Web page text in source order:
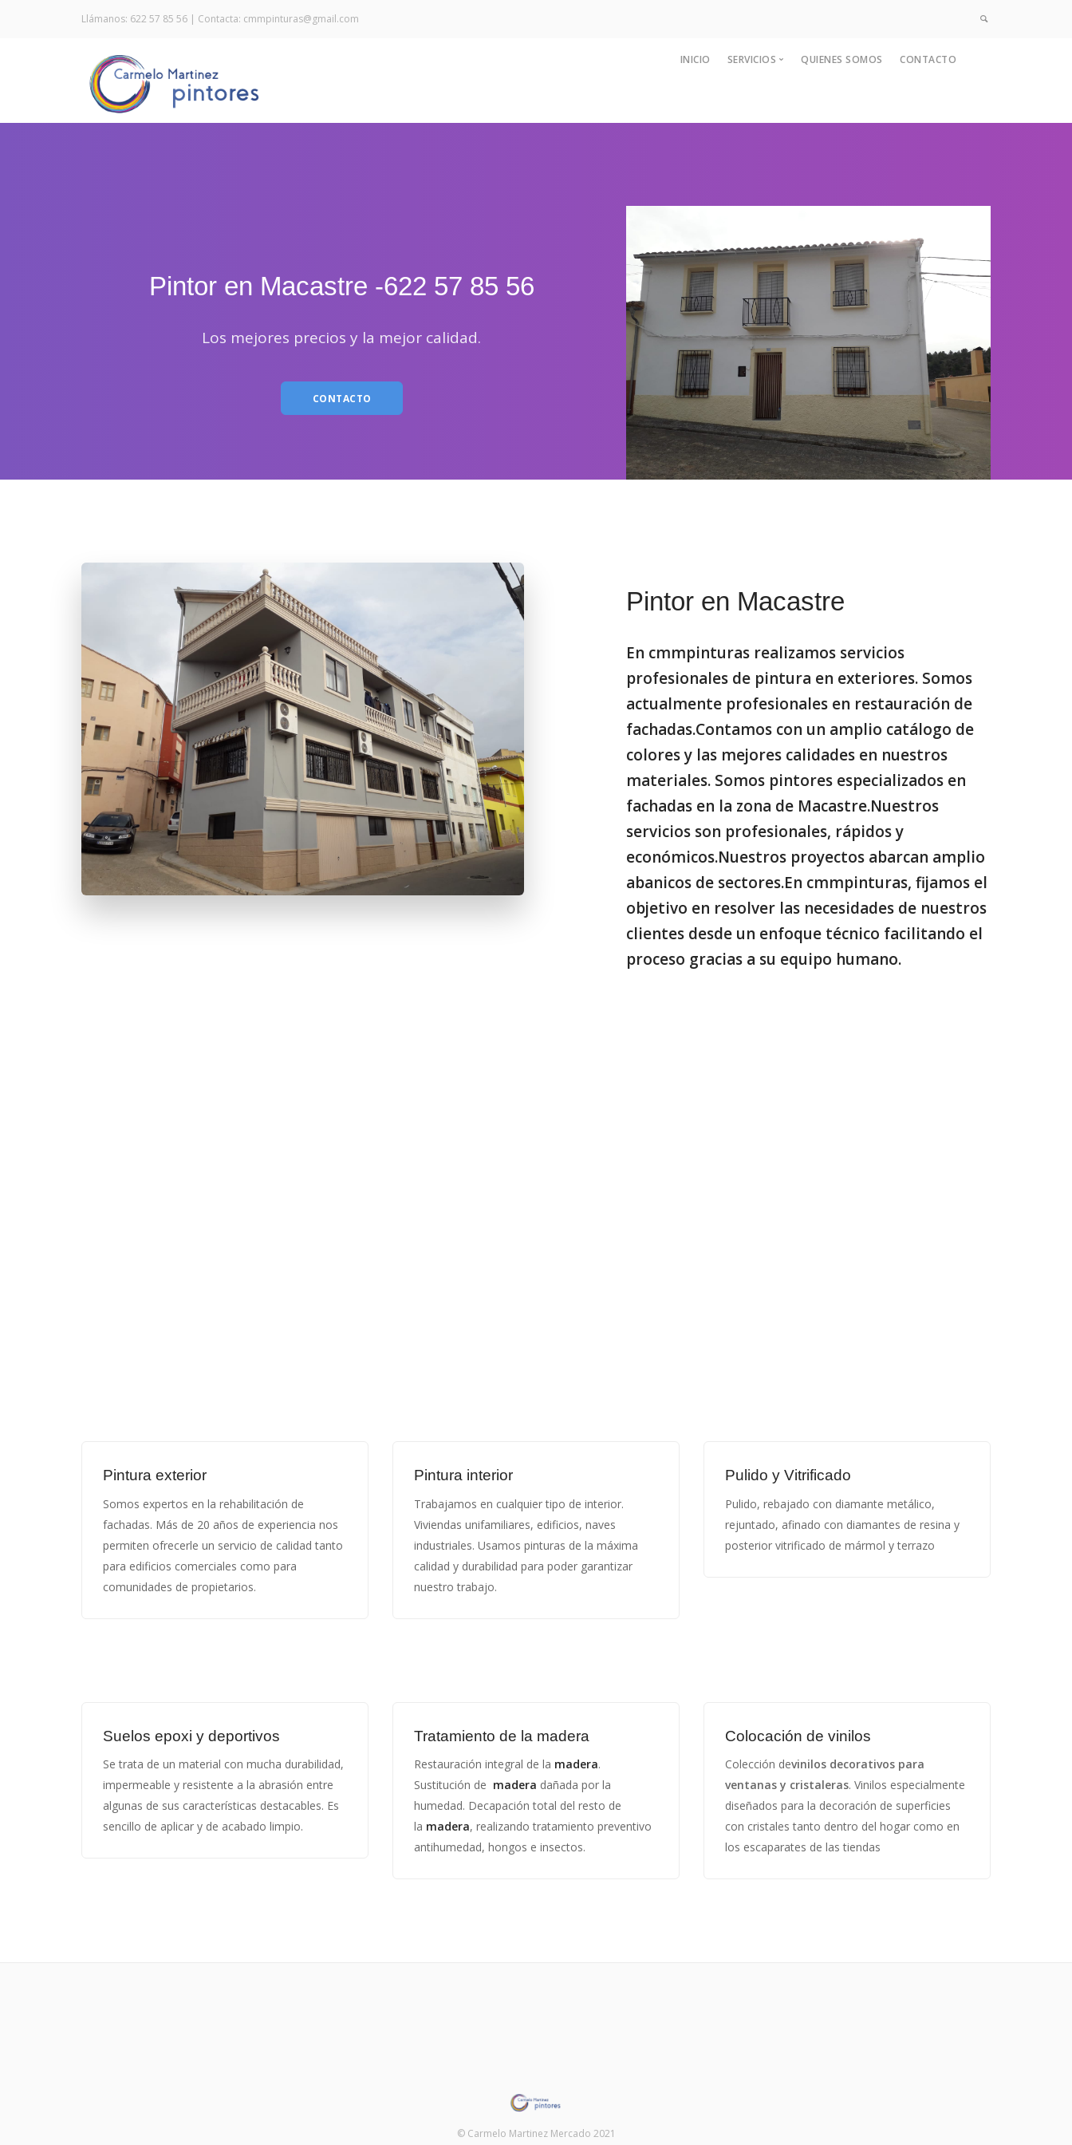
Llámanos: 622 57 85 56 | Contacta: cmmpinturas@gmail.com
INICIO SERVICIOS
Tratamiento de la madera
QUIENES SOMOS CONTACTO
Pintor en Macastre -622 57 85 56
Los mejores precios y la mejor calidad.
CONTACTO
Pintor en Macastre
En cmmpinturas realizamos servicios
profesionales de pintura en exteriores. Somos
actualmente profesionales en restauración de
fachadas.Contamos con un amplio catálogo de
colores y las mejores calidades en nuestros
materiales. Somos pintores especializados en
fachadas en la zona de Macastre.Nuestros
servicios son profesionales, rápidos y
económicos.Nuestros proyectos abarcan amplio
abanicos de sectores.En cmmpinturas, fijamos el
objetivo en resolver las necesidades de nuestros
clientes desde un enfoque técnico facilitando el
proceso gracias a su equipo humano.
Pintura exterior
Somos expertos en la rehabilitación de
fachadas. Más de 20 años de experiencia nos
permiten ofrecerle un servicio de calidad tanto
para edificios comerciales como para
comunidades de propietarios.
Pintura interior
Trabajamos en cualquier tipo de interior.
Viviendas unifamiliares, edificios, naves
industriales. Usamos pinturas de la máxima
calidad y durabilidad para poder garantizar
nuestro trabajo.
Pulido y Vitrificado
Pulido, rebajado con diamante metálico,
rejuntado, afinado con diamantes de resina y
posterior vitrificado de mármol y terrazo
Suelos epoxi y deportivos
Se trata de un material con mucha durabilidad,
impermeable y resistente a la abrasión entre
algunas de sus características destacables. Es
sencillo de aplicar y de acabado limpio.
Tratamiento de la madera
Restauración integral de la madera.
Sustitución de madera dañada por la
humedad. Decapación total del resto de
la madera, realizando tratamiento preventivo
antihumedad, hongos e insectos.
Colocación de vinilos
Colección devinilos decorativos para
ventanas y cristaleras. Vinilos especialmente
diseñados para la decoración de superficies
con cristales tanto dentro del hogar como en
los escaparates de las tiendas
© Carmelo Martinez Mercado 2021